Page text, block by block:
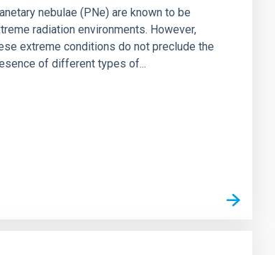
nebulae (PNe) are known to be
radiation environments. However,
extreme conditions do not preclude the
of different types of...